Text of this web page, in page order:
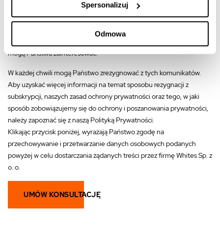
Spersonalizuj
Odmowa
wykorzystywać wyłącznie do administrowania Państwa kontem oraz
do dostarczania informacji produktów i usług, o które Państwo prosili.
Od czasu do czasu chcielibyśmy się z Państwem skontaktować w
mogą Państwa zainteresować.
W każdej chwili mogą Państwo zrezygnować z tych komunikatów.
Aby uzyskać więcej informacji na temat sposobu rezygnacji z
subskrypcji, naszych zasad ochrony prywatności oraz tego, w jaki
sposób zobowiązujemy się do ochrony i poszanowania prywatności,
należy zapoznać się z naszą Polityką Prywatności.
Klikając przycisk poniżej, wyrażają Państwo zgodę na
przechowywanie i przetwarzanie danych osobowych podanych
powyżej w celu dostarczania żądanych treści przez firmę Whites Sp. z
o. o.